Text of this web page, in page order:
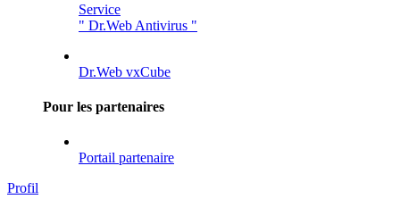
Service
" Dr.Web Antivirus "
Dr.Web vxCube
Pour les partenaires
Portail partenaire
Profil